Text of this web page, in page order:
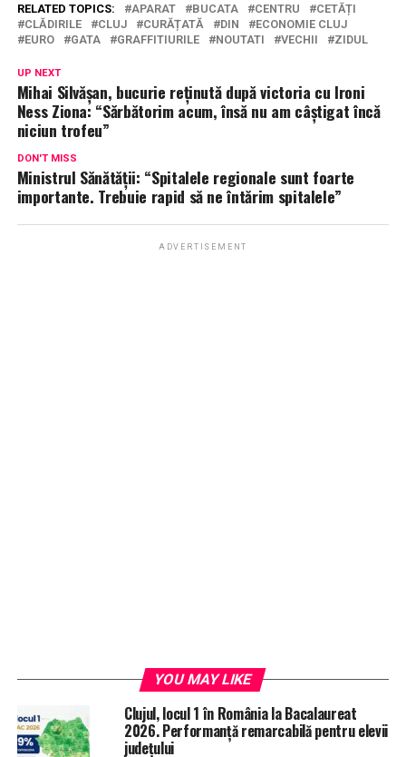
RELATED TOPICS: APARAT BUCATA CENTRU
CETĂȚI
CLĂDIRILE
CLUJ CURĂȚATĂ DIN
ECONOMIE CLUJ
EURO
GATA GRAFFITIURILE NOUTATI VECHII ZIDUL
UP NEXT
Mihai Silvășan, bucurie reținută după victoria cu Ironi
Ness Ziona: “Sărbătorim acum, însă nu am câștigat încă
niciun trofeu”
DON'T MISS
Ministrul Sănătății: “Spitalele regionale sunt foarte
importante. Trebuie rapid să ne întărim spitalele”
ADVERTISEMENT
YOU MAY LIKE
Clujul, locul 1 în România la Bacalaureat
2026. Performanță remarcabilă pentru elevii
județului